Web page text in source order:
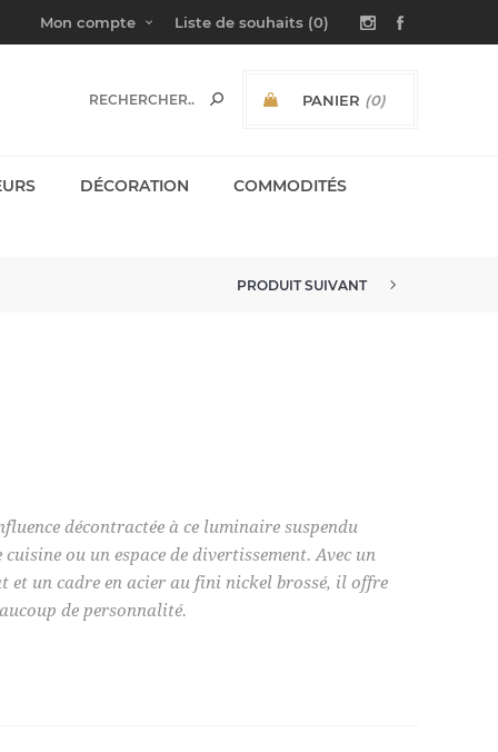
Mon compte Liste de souhaits (0)
PANIER (0)
DÉCORATION COMMODITÉS
PRODUIT SUIVANT
décontractée à ce luminaire suspendu
ou un espace de divertissement. Avec un
un cadre en acier au fini nickel brossé, il offre
de personnalité.